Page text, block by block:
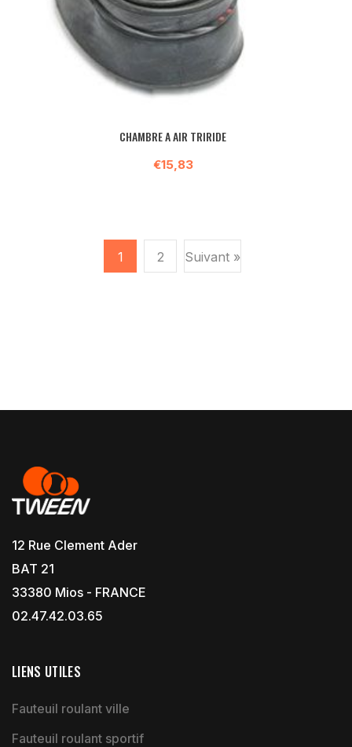
CHAMBRE A AIR TRIRIDE
€15,83
1 2 Suivant »
12 Rue Clement Ader
BAT 21
33380 Mios - FRANCE
02.47.42.03.65
LIENS UTILES
Fauteuil roulant ville
Fauteuil roulant sportif